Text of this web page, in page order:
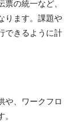
の統一など、
ります。課題や
できるように計
や、ワークフロ